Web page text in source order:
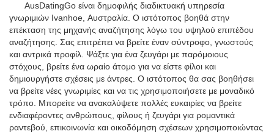
AusDatingGo είναι δημοφιλής διαδικτυακή υπηρεσία
γνωριμιών Ivanhoe, Αυστραλία. Ο ιστότοπος βοηθά στην
επέκταση της μηχανής αναζήτησης λόγω του υψηλού επιπέδου
αναζήτησης. Σας επιτρέπει να βρείτε έναν σύντροφο, γνωστούς
και αντρικά προφίλ. Ψάξτε για ένα ζευγάρι με παρόμοιους
στόχους, βρείτε ένα ωραίο άτομο για να είστε φίλοι και
δημιουργήστε σχέσεις με άντρες. Ο ιστότοπος θα σας βοηθήσει
να βρείτε νέες γνωριμίες και να τις χρησιμοποιήσετε με μοναδικό
τρόπο. Μπορείτε να ανακαλύψετε πολλές ευκαιρίες να βρείτε
ενδιαφέροντες ανθρώπους, φίλους ή ζευγάρι για ρομαντικά
ραντεβού, επικοινωνία και οικοδόμηση σχέσεων χρησιμοποιώντας